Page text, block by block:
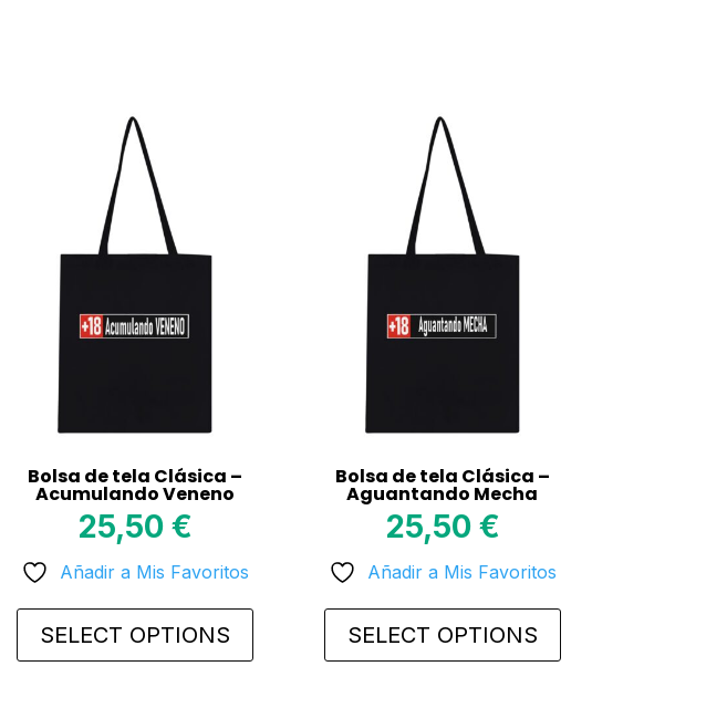
Bolsa de tela Clásica –
Acumulando Veneno
25,50 €
Añadir a Mis Favoritos
SELECT OPTIONS
Bolsa de tela Clásica –
Aguantando Mecha
25,50 €
Añadir a Mis Favoritos
SELECT OPTIONS